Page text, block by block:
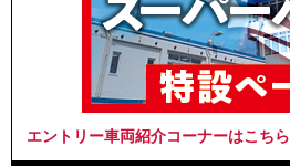
エントリー車両紹介コーナーはこちら